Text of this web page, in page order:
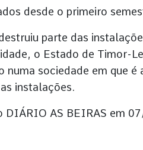
desde o primeiro
parte das
o Estado de Timor-
sociedade em que é
instalações.
DIÁRIO AS BEIRAS em